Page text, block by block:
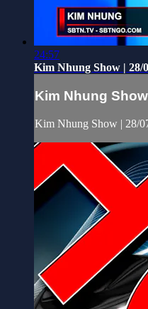
24:57
Kim Nhung Show | 28/
Kim Nhung
Kim Nhung Show | 28/